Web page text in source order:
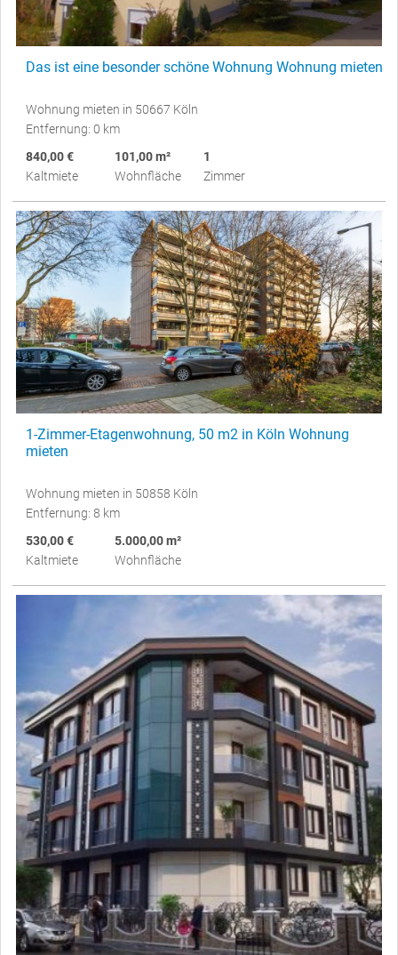
Das ist eine besonder schöne Wohnung Wohnung mieten
Wohnung mieten in 50667 Köln
Entfernung: 0 km
840,00 €
Kaltmiete
101,00 m²
Wohnfläche
1
Zimmer
1-Zimmer-Etagenwohnung, 50 m2 in Köln Wohnung
mieten
Wohnung mieten in 50858 Köln
Entfernung: 8 km
530,00 €
Kaltmiete
5.000,00 m²
Wohnfläche